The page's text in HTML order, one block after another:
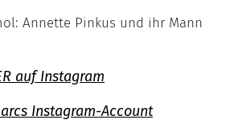
auf Instagram
Instagram-Account